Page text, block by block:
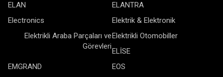
ELAN
ELANTRA
Electronics
Elektrik & Elektronik
Elektrikli Araba Parçaları ve
Görevleri
Elektrikli Otomobiller
ELİSE
EMGRAND
EOS